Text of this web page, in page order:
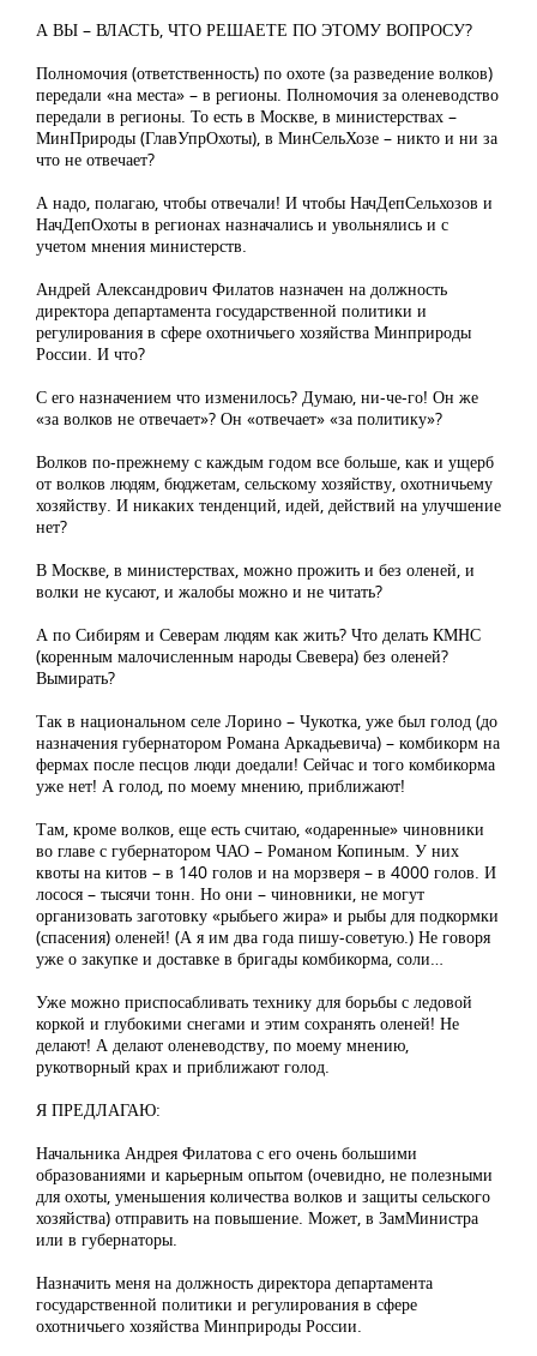
А ВЫ – ВЛАСТЬ, ЧТО РЕШАЕТЕ ПО ЭТОМУ ВОПРОСУ?
Полномочия (ответственность) по охоте (за разведение волков)
передали «на места» – в регионы. Полномочия за оленеводство
передали в регионы. То есть в Москве, в министерствах –
МинПрироды (ГлавУпрОхоты), в МинСельХозе – никто и ни за
что не отвечает?
А надо, полагаю, чтобы отвечали! И чтобы НачДепСельхозов и
НачДепОхоты в регионах назначались и увольнялись и с
учетом мнения министерств.
Андрей Александрович Филатов назначен на должность
директора департамента государственной политики и
регулирования в сфере охотничьего хозяйства Минприроды
России. И что?
С его назначением что изменилось? Думаю, ни-че-го! Он же
«за волков не отвечает»? Он «отвечает» «за политику»?
Волков по-прежнему с каждым годом все больше, как и ущерб
от волков людям, бюджетам, сельскому хозяйству, охотничьему
хозяйству. И никаких тенденций, идей, действий на улучшение
нет?
В Москве, в министерствах, можно прожить и без оленей, и
волки не кусают, и жалобы можно и не читать?
А по Сибирям и Северам людям как жить? Что делать КМНС
(коренным малочисленным народы Свевера) без оленей?
Вымирать?
Так в национальном селе Лорино – Чукотка, уже был голод (до
назначения губернатором Романа Аркадьевича) – комбикорм на
фермах после песцов люди доедали! Сейчас и того комбикорма
уже нет! А голод, по моему мнению, приближают!
Там, кроме волков, еще есть считаю, «одаренные» чиновники
во главе с губернатором ЧАО – Романом Копиным. У них
квоты на китов – в 140 голов и на морзверя – в 4000 голов. И
лосося – тысячи тонн. Но они – чиновники, не могут
организовать заготовку «рыбьего жира» и рыбы для подкормки
(спасения) оленей! (А я им два года пишу-советую.) Не говоря
уже о закупке и доставке в бригады комбикорма, соли…
Уже можно приспосабливать технику для борьбы с ледовой
коркой и глубокими снегами и этим сохранять оленей! Не
делают! А делают оленеводству, по моему мнению,
рукотворный крах и приближают голод.
Я ПРЕДЛАГАЮ:
Начальника Андрея Филатова с его очень большими
образованиями и карьерным опытом (очевидно, не полезными
для охоты, уменьшения количества волков и защиты сельского
хозяйства) отправить на повышение. Может, в ЗамМинистра
или в губернаторы.
Назначить меня на должность директора департамента
государственной политики и регулирования в сфере
охотничьего хозяйства Минприроды России.